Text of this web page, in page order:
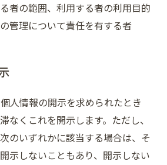
者の範囲、利用する者の利用目的
管理について責任を有する者
人情報の開示を求められたとき
なくこれを開示します。ただし、
のいずれかに該当する場合は、そ
示しないこともあり、開示しない
い合わせはこちら